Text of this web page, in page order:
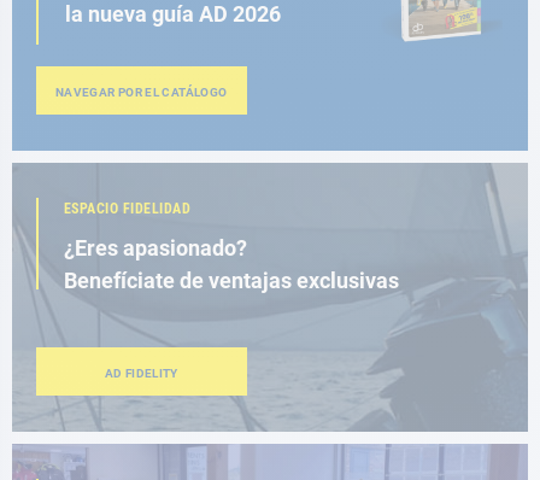
la nueva guía AD 2026
NAVEGAR POR EL CATÁLOGO
ESPACIO FIDELIDAD
¿Eres apasionado?
Benefíciate de ventajas exclusivas
AD FIDELITY